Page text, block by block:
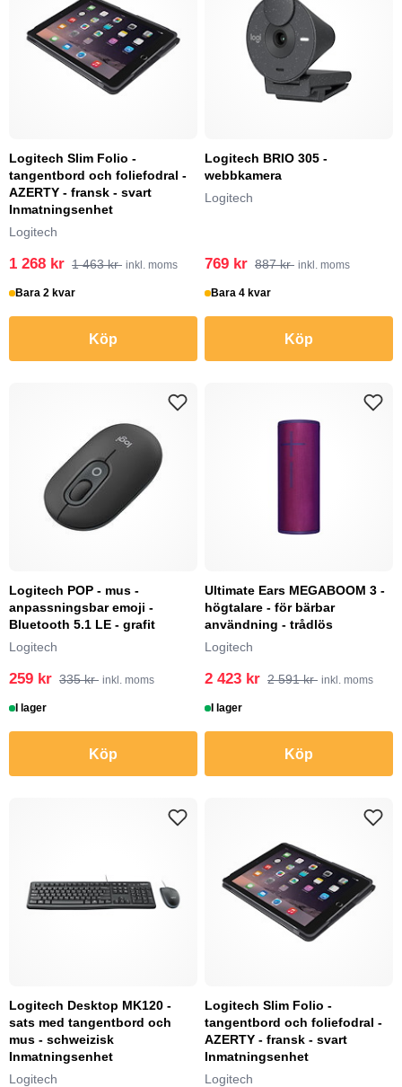
Logitech Slim Folio -
tangentbord och foliefodral -
AZERTY - fransk - svart
Inmatningsenhet
Logitech
1 268 kr 1 463 kr inkl. moms
Bara 2 kvar
Köp
Logitech BRIO 305 -
webbkamera
Logitech
769 kr 887 kr inkl. moms
Bara 4 kvar
Köp
Logitech POP - mus -
anpassningsbar emoji -
Bluetooth 5.1 LE - grafit
Logitech
259 kr 335 kr inkl. moms
I lager
Köp
Ultimate Ears MEGABOOM 3 -
högtalare - för bärbar
användning - trådlös
Logitech
2 423 kr 2 591 kr inkl. moms
I lager
Köp
Logitech Desktop MK120 -
sats med tangentbord och
mus - schweizisk
Inmatningsenhet
Logitech
Logitech Slim Folio -
tangentbord och foliefodral -
AZERTY - fransk - svart
Inmatningsenhet
Logitech